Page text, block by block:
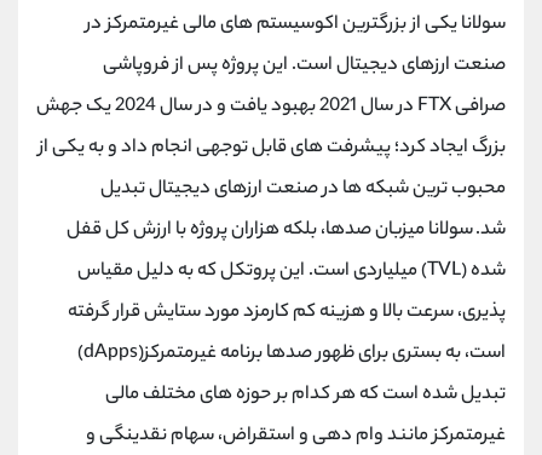
سولانا یکی از بزرگترین اکوسیستم های مالی غیرمتمرکز در
صنعت ارزهای دیجیتال است. این پروژه پس از فروپاشی
صرافیFTX
در سال 2021 بهبود یافت و در سال 2024 یک جهش
بزرگ ایجاد کرد؛ پیشرفت های قابل توجهی انجام داد و به یکی از
محبوب ترین شبکه ها در صنعت ارزهای دیجیتال تبدیل
شد.سولانا میزبان صدها، بلکه هزاران پروژه با ارزش کل قفل
شده(TVL)میلیاردی است. این پروتکل که به دلیل مقیاس
پذیری، سرعت بالا و هزینه کم کارمزد مورد ستایش قرار گرفته
است، به بستری برای ظهور صدها برنامه غیرمتمرکز(dApps)
تبدیل شده است که هر کدام بر حوزه های مختلف مالی
غیرمتمرکز مانند وام دهی و استقراض، سهام نقدینگی و
تلفن 021-22021030
021-22021040
بدون پیش شماره 90001030
اینستاگرام @alireza.mehrabii
کانال تلگرام @alirezamehrabi_com
@alirezamehrabi_official